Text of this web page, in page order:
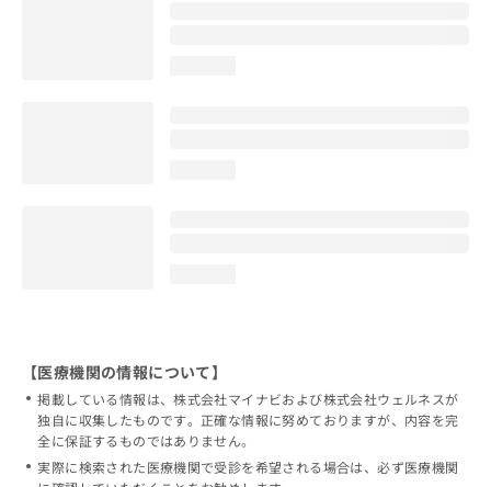
【医療機関の情報について】
掲載している情報は、株式会社マイナビおよび株式会社ウェルネスが
独自に収集したものです。正確な情報に努めておりますが、内容を完
全に保証するものではありません。
実際に検索された医療機関で受診を希望される場合は、必ず医療機関